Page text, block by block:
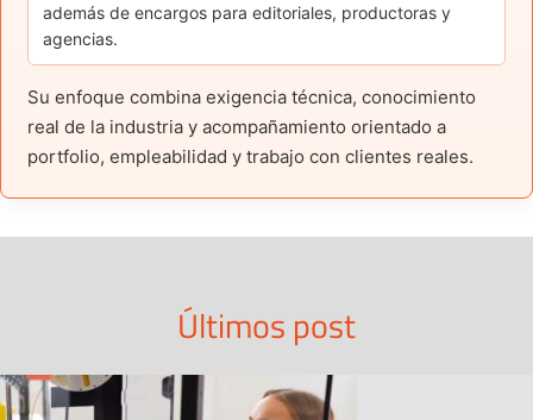
además de encargos para editoriales, productoras y
agencias.
Su enfoque combina exigencia técnica, conocimiento
real de la industria y acompañamiento orientado a
portfolio, empleabilidad y trabajo con clientes reales.
Últimos post